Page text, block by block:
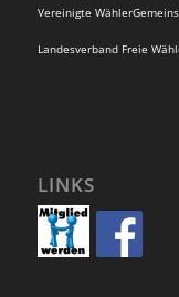
Vereinigte
Landesverband Freie
LINKS